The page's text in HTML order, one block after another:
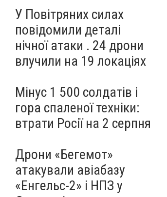
У Повітряних силах
повідомили деталі
нічної атаки . 24 дрони
влучили на 19 локаціях
Мінус 1 500 солдатів і
гора спаленої техніки:
втрати Росії на 2 серпня
Дрони «Бегемот»
атакували авіабазу
«Енгельс-2» і НПЗ у